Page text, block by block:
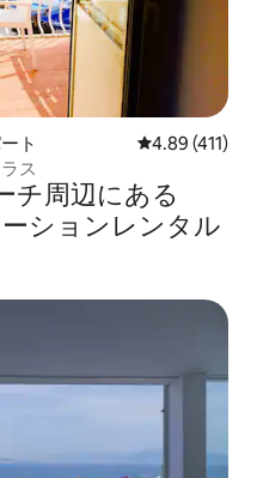
ト レビュー411
4.89 (411)
ス
チ⁠周⁠辺⁠に⁠あ⁠る
シ⁠ョ⁠ン⁠レ⁠ン⁠タ⁠ル